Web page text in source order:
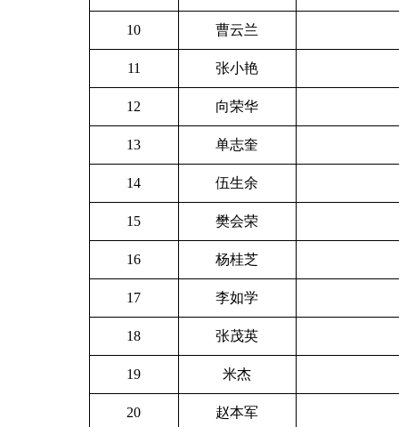
10 曹云兰
11 张小艳
12 向荣华
13 单志奎
14 伍生余
15 樊会荣
16 杨桂芝
17 李如学
18 张茂英
19 米杰
20 赵本军